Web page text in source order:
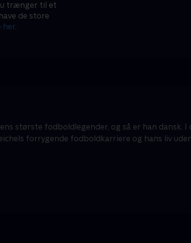
trænger til et
de store
her.
største fodboldlegender, og så er han dansk.
forrygende fodboldkarriere og hans liv